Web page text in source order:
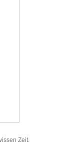
Zeit.